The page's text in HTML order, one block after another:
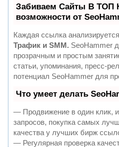
Забиваем Сайты В ТОП
возможности от
Каждая ссылка
Трафик и SMM. SeoHammer
прозрачным и простым
статьи, упоминания, пресс-
потенциал SeoHammer для
Что умеет делать
— Продвижение в один клик,
запросов, покупка самых
качества у лучших бирж
— Регулярная проверка